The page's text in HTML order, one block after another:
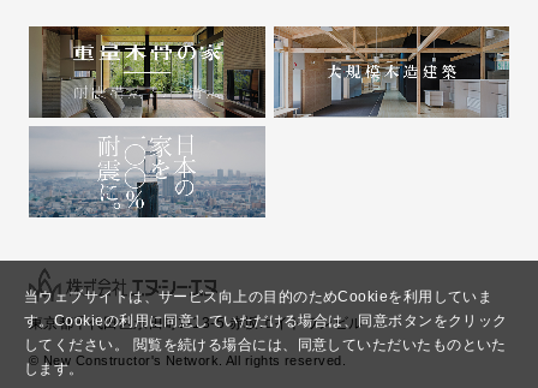
当ウェブサイトは、サービス向上の目的のためCookieを利用していま
す。Cookieの利用に同意していただける場合は、同意ボタンをクリック
してください。
閲覧を続ける場合には、同意していただいたものといた
します。
東京都千代田区永田町2-13-5 赤坂エイトワンビル
© New Constructor's Network. All rights reserved.